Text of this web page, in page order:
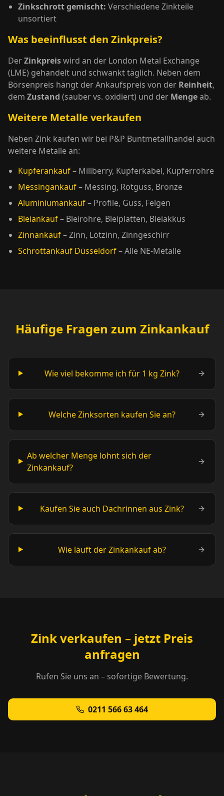
Zinkschrott gemischt: Verschiedene Zinkteile
unsortiert
Was beeinflusst den Zinkpreis?
DerZinkpreiswird an der London Metal Exchange
(LME) gehandelt und schwankt täglich. Neben dem
Börsenpreis hängt der Ankaufspreis von der Reinheit,
dem Zustand (sauber vs. oxidiert) und der Mengeab.
Weitere Metalle verkaufen
Neben Zink kaufen wir bei P&P Buntmetallhandel auch
weitere Metalle an:
Kupferankauf– Millberry, Kupferkabel, Kupferrohre
Messingankauf– Messing, Rotguss, Bronze
Aluminiumankauf– Profile, Guss, Felgen
Bleiankauf– Bleirohre, Bleiplatten, Bleiakkus
Zinnankauf– Zinn, Lötzinn, Zinngeschirr
Schrottankauf Düsseldorf– Alle NE-Metalle
Häufige Fragen zum Zinkankauf
Wie viel bekomme ich für 1 kg Zink?
Welche Zinksorten kaufen Sie an?
Ab welcher Menge lohnt sich der
Zinkankauf?
Kaufen Sie auch Dachrinnen aus Zink?
Wie läuft der Zinkankauf ab?
Zink verkaufen – jetzt Preis
anfragen
Rufen Sie uns an – sofortige Bewertung.
0211 566 63 464